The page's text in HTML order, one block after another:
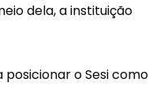
dela, a instituição
o Sesi como